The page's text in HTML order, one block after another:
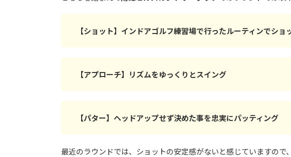
【ショット】インドアゴルフ練習場で行ったルーティンでショ
【アプローチ】リズムをゆっくりとスイング
【パター】ヘッドアップせず決めた事を忠実にパッティング
最近のラウンドでは、ショットの安定感がないと感じていますの